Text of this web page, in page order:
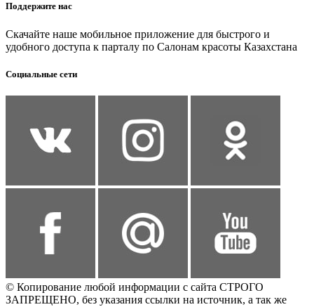
Поддержите нас
Скачайте наше мобильное приложение для быстрого и
удобного доступа к парталу по Салонам красоты Казахстана
Социальные сети
© Копирование любой информации с сайта СТРОГО
ЗАПРЕЩЕНО, без указания ссылки на источник, а так же